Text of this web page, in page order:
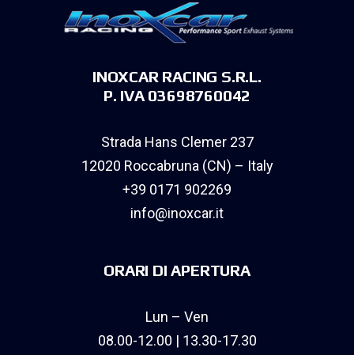
INOXCAR RACING S.R.L.
P. IVA 03698760042
Strada Hans Clemer 237
12020 Roccabruna (CN) – Italy
+39 0171 902269
info@inoxcar.it
ORARI DI APERTURA
Lun – Ven
08.00-12.00 | 13.30-17.30